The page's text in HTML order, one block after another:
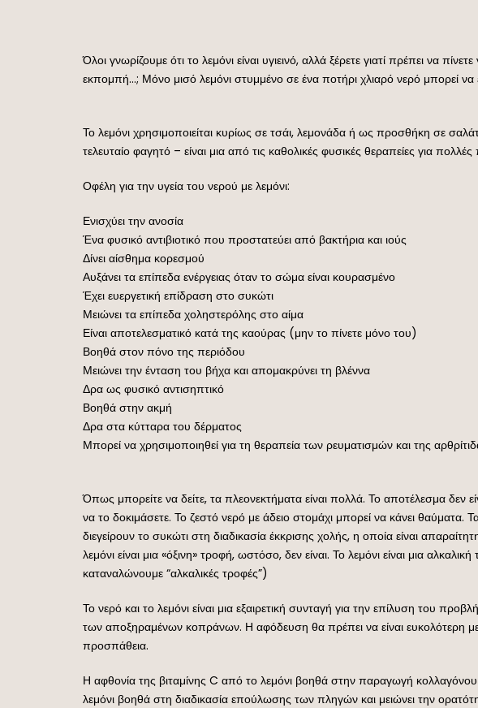
Όλοι γνωρίζουμε ότι το λεμόνι είναι υγιεινό, αλλά ξέρετε γιατί πρέπει να
εκπομπή…; Μόνο μισό λεμόνι στυμμένο σε ένα ποτήρι χλιαρό νερό μπορεί
Το λεμόνι χρησιμοποιείται κυρίως σε τσάι, λεμονάδα ή ως προσθήκη σε
τελευταίο φαγητό – είναι μια από τις καθολικές φυσικές θεραπείες για πολλές
Οφέλη για την υγεία του νερού με λεμόνι:
Ενισχύει την ανοσία
Ένα φυσικό αντιβιοτικό που προστατεύει από βακτήρια και ιούς
Δίνει αίσθημα κορεσμού
Αυξάνει τα επίπεδα ενέργειας όταν το σώμα είναι κουρασμένο
Έχει ευεργετική επίδραση στο συκώτι
Μειώνει τα επίπεδα χοληστερόλης στο αίμα
Είναι αποτελεσματικό κατά της καούρας (μην το πίνετε μόνο του)
Βοηθά στον πόνο της περιόδου
Μειώνει την ένταση του βήχα και απομακρύνει τη βλέννα
Δρα ως φυσικό αντισηπτικό
Βοηθά στην ακμή
Δρα στα κύτταρα του δέρματος
Μπορεί να χρησιμοποιηθεί για τη θεραπεία των ρευματισμών και της
Όπως μπορείτε να δείτε, τα πλεονεκτήματα είναι πολλά. Το αποτέλεσμα
να το δοκιμάσετε. Το ζεστό νερό με άδειο στομάχι μπορεί να κάνει
διεγείρουν το συκώτι στη διαδικασία έκκρισης χολής, η οποία είναι
λεμόνι είναι μια «όξινη» τροφή, ωστόσο, δεν είναι. Το λεμόνι είναι μια
καταναλώνουμε “αλκαλικές τροφές”)
Το νερό και το λεμόνι είναι μια εξαιρετική συνταγή για την επίλυση του
των αποξηραμένων κοπράνων. Η αφόδευση θα πρέπει να είναι ευκολότερη
προσπάθεια.
Η αφθονία της βιταμίνης C από το λεμόνι βοηθά στην παραγωγή
λεμόνι βοηθά στη διαδικασία επούλωσης των πληγών και μειώνει την